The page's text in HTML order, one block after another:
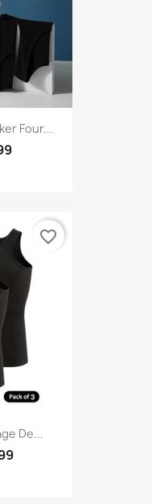
Four...
De...
favorite_border